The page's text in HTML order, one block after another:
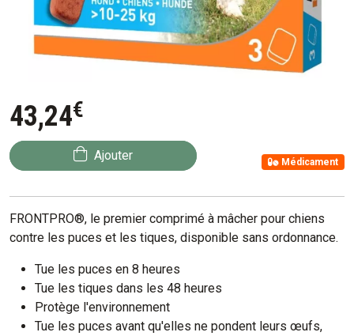
43,24€
Ajouter Médicament
FRONTPRO®, le premier comprimé à mâcher pour chiens
contre les puces et les tiques, disponible sans ordonnance.
Tue les puces en 8 heures
Tue les tiques dans les 48 heures
Protège l'environnement
Tue les puces avant qu'elles ne pondent leurs œufs,